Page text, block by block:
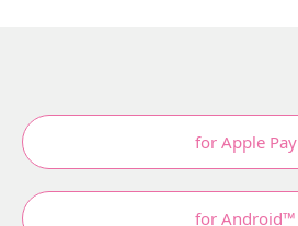
for Apple Pay
for Android™